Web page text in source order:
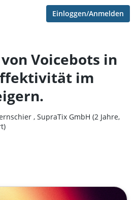
Einloggen/Anmelden
Voicebots in
im
, SupraTix GmbH (2 Jahre,